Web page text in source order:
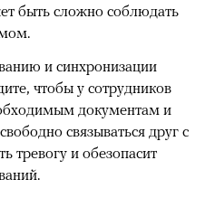
быть сложно соблюдать
и синхронизации
чтобы у сотрудников
документам и
связываться друг с
тревогу и обезопасит